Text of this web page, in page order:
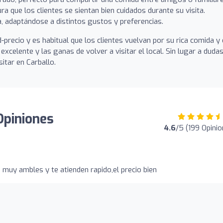
que los clientes se sientan bien cuidados durante su visita.
adaptándose a distintos gustos y preferencias.
y es habitual que los clientes vuelvan por su rica comida y
y las ganas de volver a visitar el local. Sin lugar a
en Carballo.
4.6/5 (199
ambles y te atienden rapido,el precio bien